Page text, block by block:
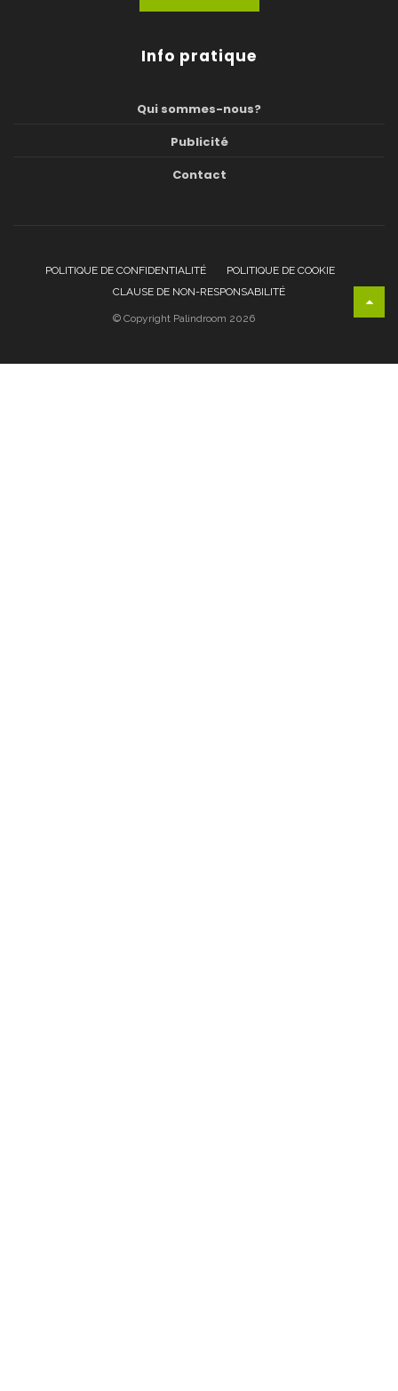
Info pratique
Qui sommes-nous?
Publicité
Contact
POLITIQUE DE CONFIDENTIALITÉ
POLITIQUE DE COOKIE
CLAUSE DE NON-RESPONSABILITÉ
© Copyright Palindroom 2026